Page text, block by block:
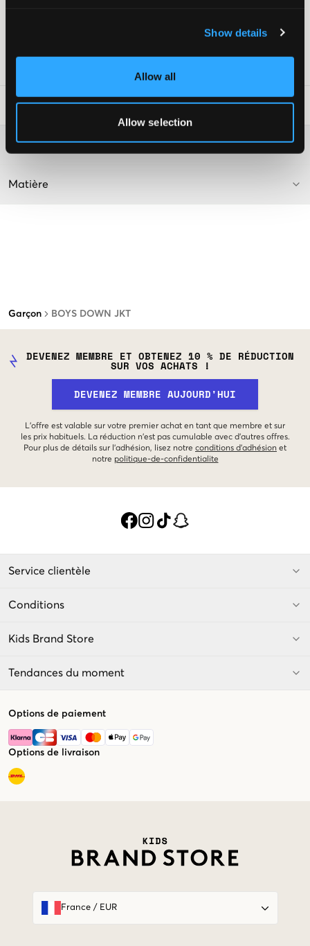
Show details
Allow all
Allow selection
Garçon BOYS DOWN JKT
BLACK-VULCAN
Conseils de lavage:
Plus d'informations sur les instructions de lavage
Matière
DEVENEZ MEMBRE ET OBTENEZ 10 % DE RÉDUCTION
SUR VOS ACHATS !
DEVENEZ MEMBRE AUJOURD'HUI
L'offre est valable sur votre premier achat en tant que membre et sur
les prix habituels. La réduction n'est pas cumulable avec d'autres offres.
Pour plus de détails sur l'adhésion, lisez notre conditions d'adhésion et
notre politique-de-confidentialite
Service clientèle
Conditions
Kids Brand Store
Tendances du moment
Options de paiement
Options de livraison
France/ EUR